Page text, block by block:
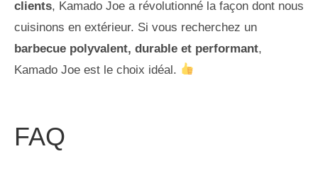
clients, Kamado Joe a révolutionné la façon dont nous
cuisinons en extérieur. Si vous recherchez un
barbecue polyvalent, durable et performant,
Kamado Joe est le choix idéal.
FAQ